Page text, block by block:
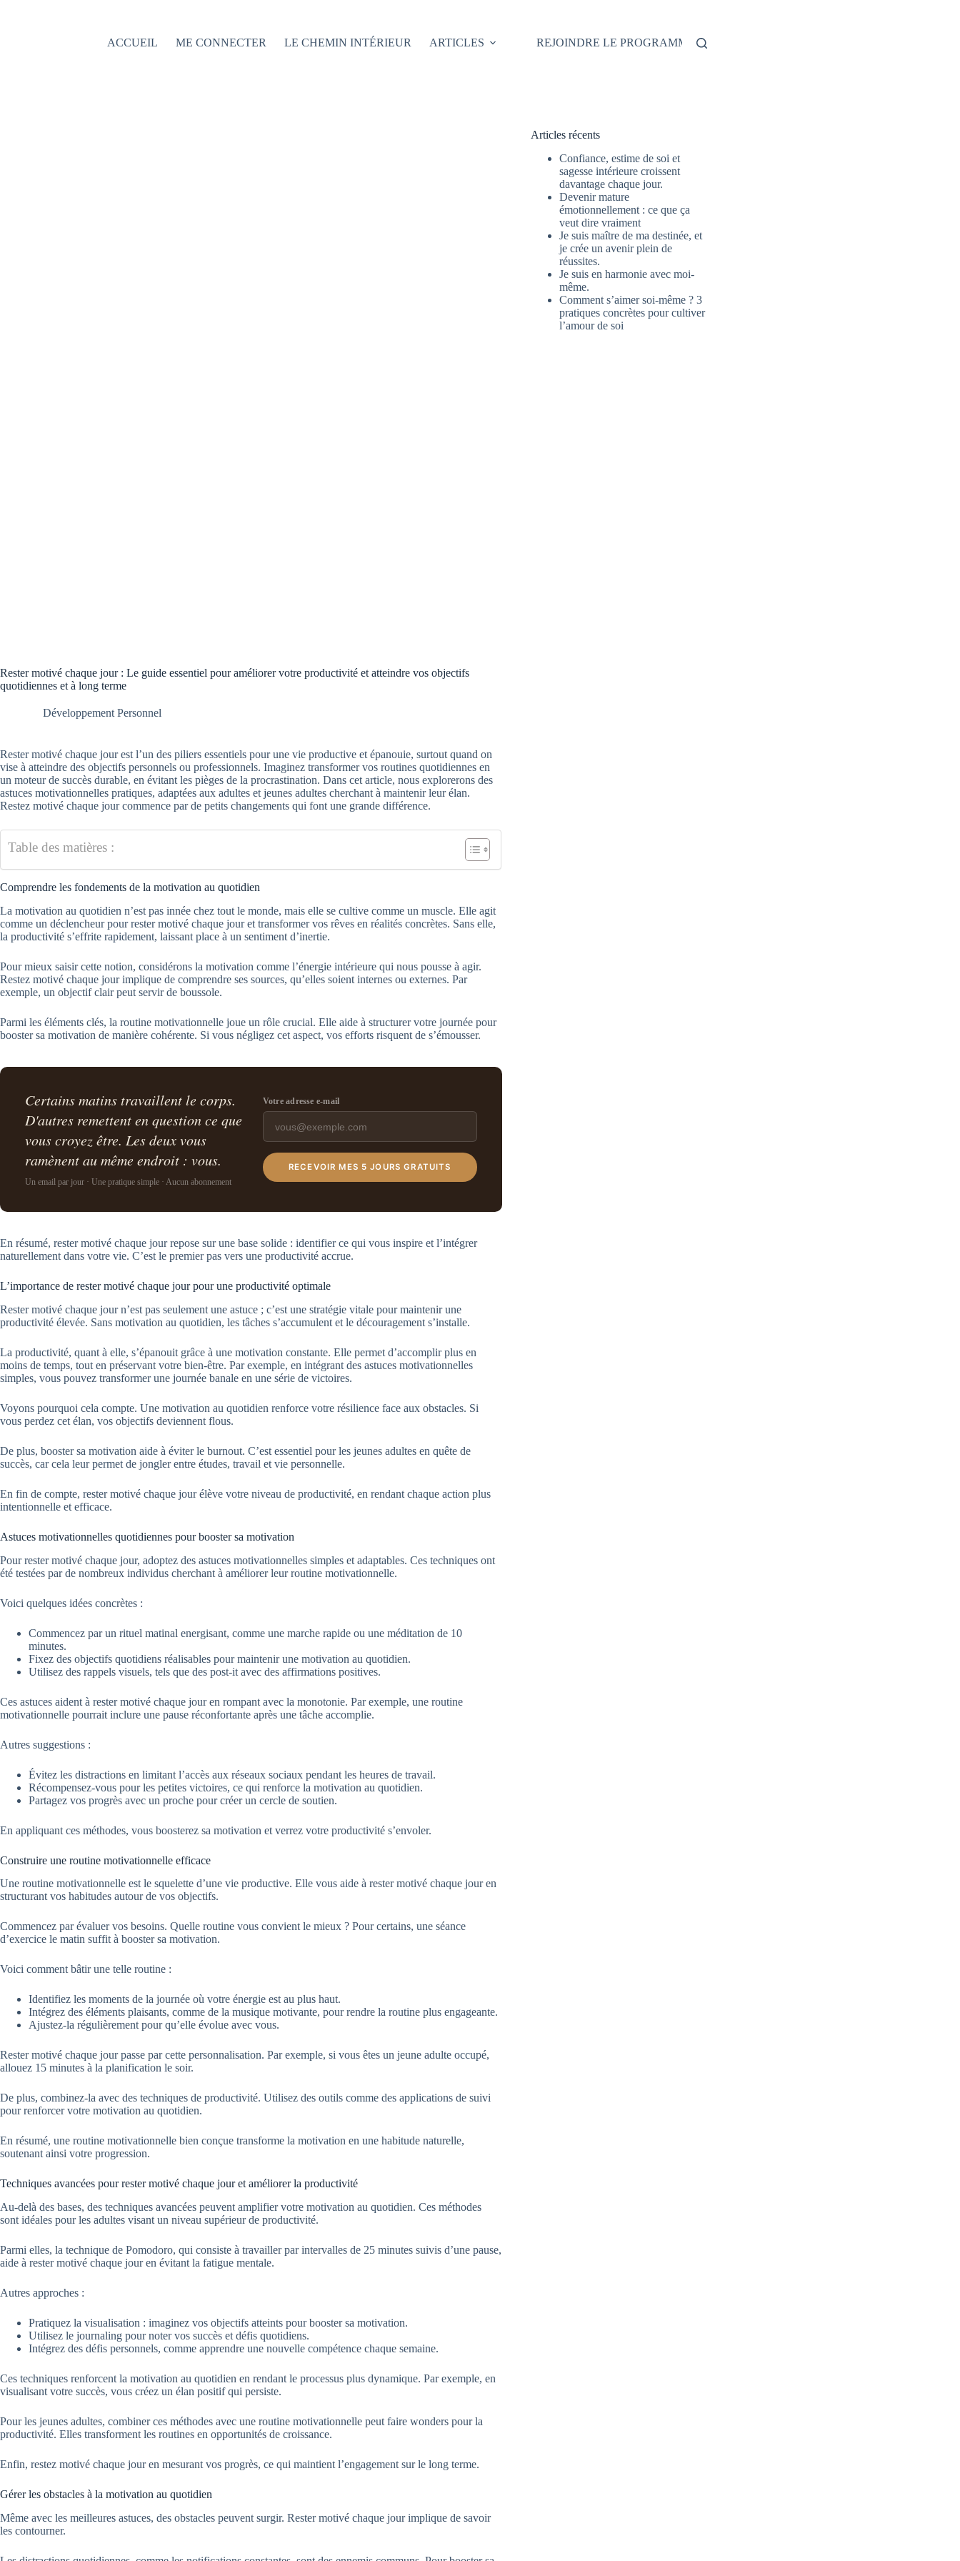
ACCUEIL
ME CONNECTER LE CHEMIN INTÉRIEUR ARTICLES REJOINDRE LE PROGRAMME
Rester motivé chaque jour : Le guide essentiel pour améliorer votre productivité et atteindre vos objectifs
quotidiennes et à long terme
Développement Personnel
Rester motivé chaque jour est l’un des piliers essentiels pour une vie productive et épanouie, surtout quand on
vise à atteindre des objectifs personnels ou professionnels. Imaginez transformer vos routines quotidiennes en
un moteur de succès durable, en évitant les pièges de la procrastination. Dans cet article, nous explorerons des
astuces motivationnelles pratiques, adaptées aux adultes et jeunes adultes cherchant à maintenir leur élan.
Restez motivé chaque jour commence par de petits changements qui font une grande différence.
Table des matières :
Comprendre les fondements de la motivation au quotidien
La motivation au quotidien n’est pas innée chez tout le monde, mais elle se cultive comme un muscle. Elle agit
comme un déclencheur pour rester motivé chaque jour et transformer vos rêves en réalités concrètes. Sans elle,
la productivité s’effrite rapidement, laissant place à un sentiment d’inertie.
Pour mieux saisir cette notion, considérons la motivation comme l’énergie intérieure qui nous pousse à agir.
Restez motivé chaque jour implique de comprendre ses sources, qu’elles soient internes ou externes. Par
exemple, un objectif clair peut servir de boussole.
Parmi les éléments clés, la routine motivationnelle joue un rôle crucial. Elle aide à structurer votre journée pour
booster sa motivation de manière cohérente. Si vous négligez cet aspect, vos efforts risquent de s’émousser.
Certains matins travaillent le corps.
D'autres remettent en question ce que
vous croyez être. Les deux vous
ramènent au même endroit : vous.
Un email par jour · Une pratique simple · Aucun abonnement
Votre adresse e-mail
RECEVOIR MES 5 JOURS GRATUITS
En résumé, rester motivé chaque jour repose sur une base solide : identifier ce qui vous inspire et l’intégrer
naturellement dans votre vie. C’est le premier pas vers une productivité accrue.
L’importance de rester motivé chaque jour pour une productivité optimale
Rester motivé chaque jour n’est pas seulement une astuce ; c’est une stratégie vitale pour maintenir une
productivité élevée. Sans motivation au quotidien, les tâches s’accumulent et le découragement s’installe.
La productivité, quant à elle, s’épanouit grâce à une motivation constante. Elle permet d’accomplir plus en
moins de temps, tout en préservant votre bien-être. Par exemple, en intégrant des astuces motivationnelles
simples, vous pouvez transformer une journée banale en une série de victoires.
Voyons pourquoi cela compte. Une motivation au quotidien renforce votre résilience face aux obstacles. Si
vous perdez cet élan, vos objectifs deviennent flous.
De plus, booster sa motivation aide à éviter le burnout. C’est essentiel pour les jeunes adultes en quête de
succès, car cela leur permet de jongler entre études, travail et vie personnelle.
En fin de compte, rester motivé chaque jour élève votre niveau de productivité, en rendant chaque action plus
intentionnelle et efficace.
Astuces motivationnelles quotidiennes pour booster sa motivation
Pour rester motivé chaque jour, adoptez des astuces motivationnelles simples et adaptables. Ces techniques ont
été testées par de nombreux individus cherchant à améliorer leur routine motivationnelle.
Voici quelques idées concrètes :
Commencez par un rituel matinal energisant, comme une marche rapide ou une méditation de 10
minutes.
Fixez des objectifs quotidiens réalisables pour maintenir une motivation au quotidien.
Utilisez des rappels visuels, tels que des post-it avec des affirmations positives.
Ces astuces aident à rester motivé chaque jour en rompant avec la monotonie. Par exemple, une routine
motivationnelle pourrait inclure une pause réconfortante après une tâche accomplie.
Autres suggestions :
Évitez les distractions en limitant l’accès aux réseaux sociaux pendant les heures de travail.
Récompensez-vous pour les petites victoires, ce qui renforce la motivation au quotidien.
Partagez vos progrès avec un proche pour créer un cercle de soutien.
En appliquant ces méthodes, vous boosterez sa motivation et verrez votre productivité s’envoler.
Construire une routine motivationnelle efficace
Une routine motivationnelle est le squelette d’une vie productive. Elle vous aide à rester motivé chaque jour en
structurant vos habitudes autour de vos objectifs.
Commencez par évaluer vos besoins. Quelle routine vous convient le mieux ? Pour certains, une séance
d’exercice le matin suffit à booster sa motivation.
Voici comment bâtir une telle routine :
Identifiez les moments de la journée où votre énergie est au plus haut.
Intégrez des éléments plaisants, comme de la musique motivante, pour rendre la routine plus engageante.
Ajustez-la régulièrement pour qu’elle évolue avec vous.
Rester motivé chaque jour passe par cette personnalisation. Par exemple, si vous êtes un jeune adulte occupé,
allouez 15 minutes à la planification le soir.
De plus, combinez-la avec des techniques de productivité. Utilisez des outils comme des applications de suivi
pour renforcer votre motivation au quotidien.
En résumé, une routine motivationnelle bien conçue transforme la motivation en une habitude naturelle,
soutenant ainsi votre progression.
Techniques avancées pour rester motivé chaque jour et améliorer la productivité
Au-delà des bases, des techniques avancées peuvent amplifier votre motivation au quotidien. Ces méthodes
sont idéales pour les adultes visant un niveau supérieur de productivité.
Parmi elles, la technique de Pomodoro, qui consiste à travailler par intervalles de 25 minutes suivis d’une pause,
aide à rester motivé chaque jour en évitant la fatigue mentale.
Autres approches :
Pratiquez la visualisation : imaginez vos objectifs atteints pour booster sa motivation.
Utilisez le journaling pour noter vos succès et défis quotidiens.
Intégrez des défis personnels, comme apprendre une nouvelle compétence chaque semaine.
Ces techniques renforcent la motivation au quotidien en rendant le processus plus dynamique. Par exemple, en
visualisant votre succès, vous créez un élan positif qui persiste.
Pour les jeunes adultes, combiner ces méthodes avec une routine motivationnelle peut faire wonders pour la
productivité. Elles transforment les routines en opportunités de croissance.
Enfin, restez motivé chaque jour en mesurant vos progrès, ce qui maintient l’engagement sur le long terme.
Gérer les obstacles à la motivation au quotidien
Même avec les meilleures astuces, des obstacles peuvent surgir. Rester motivé chaque jour implique de savoir
les contourner.
Articles récents
Confiance, estime de soi et
sagesse intérieure croissent
davantage chaque jour.
Devenir mature
émotionnellement : ce que ça
veut dire vraiment
Je suis maître de ma destinée, et
je crée un avenir plein de
réussites.
Je suis en harmonie avec moi-
même.
Comment s’aimer soi-même ? 3
pratiques concrètes pour cultiver
l’amour de soi